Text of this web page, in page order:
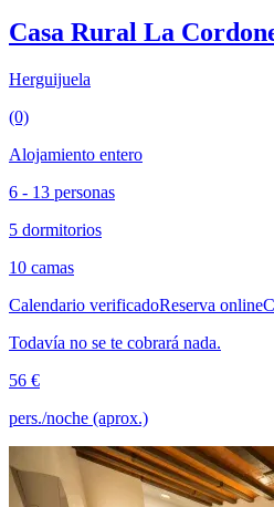
Casa Rural La
Herguijuela
(0)
Alojamiento entero
6 - 13 personas
5 dormitorios
10 camas
Calendario verificadoReserva online
Todavía no se te cobrará nada.
56 €
pers./noche (aprox.)